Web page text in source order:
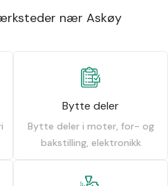
nær Askøy
Bytte deler
Bytte deler i moter, for- og
bakstilling, elektronikk